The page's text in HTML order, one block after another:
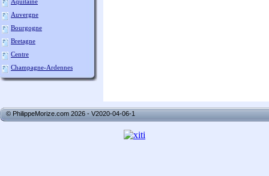
Auvergne
Bourgogne
Bretagne
Centre
Champagne-Ardennes
© PhilippeMorize.com 2026 - V2020-04-06-1